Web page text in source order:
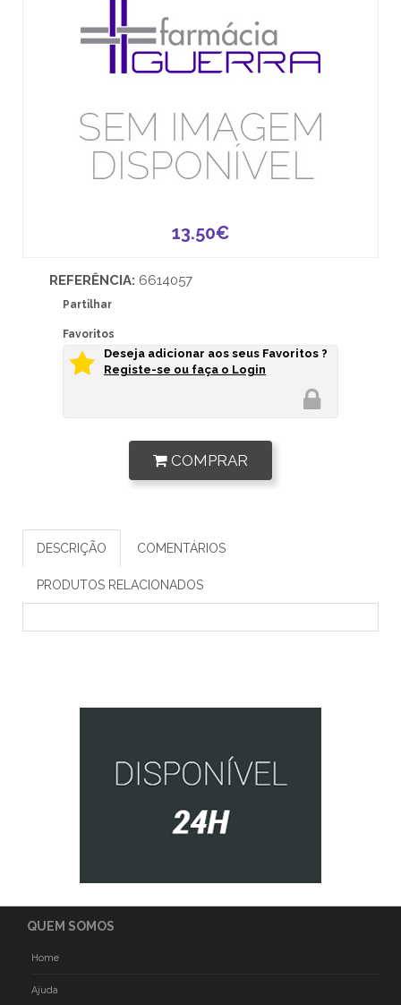
13.50€
REFERÊNCIA: 6614057
Partilhar
Favoritos
Deseja adicionar aos seus Favoritos ?
Registe-se ou faça o Login
COMPRAR
DESCRIÇÃO COMENTÁRIOS
PRODUTOS RELACIONADOS
QUEM SOMOS
Home
Ajuda